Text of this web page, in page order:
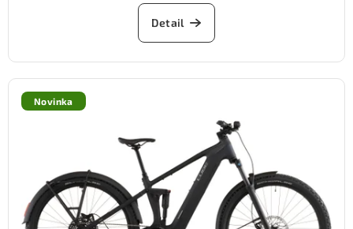
Detail
Novinka